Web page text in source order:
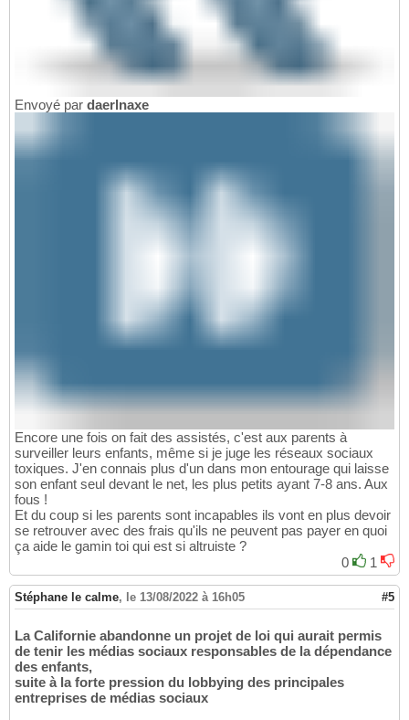
Envoyé par daerlnaxe
Encore une fois on fait des assistés, c'est aux parents à
surveiller leurs enfants, même si je juge les réseaux sociaux
toxiques. J'en connais plus d'un dans mon entourage qui laisse
son enfant seul devant le net, les plus petits ayant 7-8 ans. Aux
fous !
Et du coup si les parents sont incapables ils vont en plus devoir
se retrouver avec des frais qu'ils ne peuvent pas payer en quoi
ça aide le gamin toi qui est si altruiste ?
0
1
Stéphane le calme, le 13/08/2022 à 16h05 #5
La Californie abandonne un projet de loi qui aurait permis
de tenir les médias sociaux responsables de la dépendance
des enfants,
suite à la forte pression du lobbying des principales
entreprises de médias sociaux